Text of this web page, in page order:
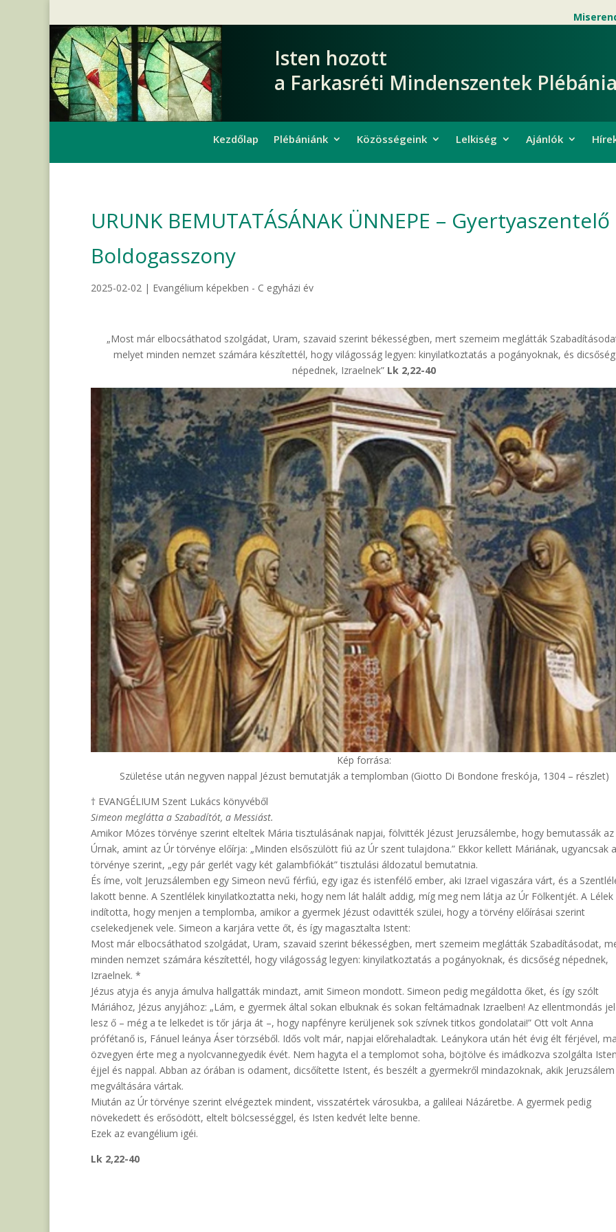
Isten hozott
a Farkasréti Mindenszentek
Kezdőlap Plébániánk Közösségeink Lelkiség Ajánlók
URUNK BEMUTATÁSÁNAK ÜNNEPE – Gyertyaszentelő
Boldogasszony
2025-02-02 | Evangélium képekben - C egyházi év
„Most már elbocsáthatod szolgádat, Uram, szavaid szerint békességben, mert szemeim meglátták
melyet minden nemzet számára készítettél, hogy világosság legyen: kinyilatkoztatás a pogányoknak, és dicsőség
népednek, Izraelnek” Lk 2,22-40
Kép forrása:
Születése után negyven nappal Jézust bemutatják a templomban (Giotto Di Bondone freskója, 1304 – részlet)
† EVANGÉLIUM Szent Lukács könyvéből
Simeon meglátta a Szabadítót, a Messiást.
Amikor Mózes törvénye szerint elteltek Mária tisztulásának napjai, fölvitték Jézust Jeruzsálembe, hogy bemutassák az
Úrnak, amint az Úr törvénye előírja: „Minden elsőszülött fiú az Úr szent tulajdona.” Ekkor kellett Máriának, ugyancsak
törvénye szerint, „egy pár gerlét vagy két galambfiókát” tisztulási áldozatul bemutatnia.
És íme, volt Jeruzsálemben egy Simeon nevű férfiú, egy igaz és istenfélő ember, aki Izrael vigaszára várt, és a
lakott benne. A Szentlélek kinyilatkoztatta neki, hogy nem lát halált addig, míg meg nem látja az Úr Fölkentjét. A Lélek
indította, hogy menjen a templomba, amikor a gyermek Jézust odavitték szülei, hogy a törvény előírásai szerint
cselekedjenek vele. Simeon a karjára vette őt, és így magasztalta Istent:
Most már elbocsáthatod szolgádat, Uram, szavaid szerint békességben, mert szemeim meglátták Szabadításodat,
minden nemzet számára készítettél, hogy világosság legyen: kinyilatkoztatás a pogányoknak, és dicsőség népednek,
Izraelnek. *
Jézus atyja és anyja ámulva hallgatták mindazt, amit Simeon mondott. Simeon pedig megáldotta őket, és így szólt
Máriához, Jézus anyjához: „Lám, e gyermek által sokan elbuknak és sokan feltámadnak Izraelben! Az ellentmondás
lesz ő – még a te lelkedet is tőr járja át –, hogy napfényre kerüljenek sok szívnek titkos gondolatai!” Ott volt Anna
prófétanő is, Fánuel leánya Áser törzséből. Idős volt már, napjai előrehaladtak. Leánykora után hét évig élt férjével,
özvegyen érte meg a nyolcvannegyedik évét. Nem hagyta el a templomot soha, böjtölve és imádkozva szolgálta
éjjel és nappal. Abban az órában is odament, dicsőítette Istent, és beszélt a gyermekről mindazoknak, akik Jeruzsálem
megváltására vártak.
Miután az Úr törvénye szerint elvégeztek mindent, visszatértek városukba, a galileai Názáretbe. A gyermek pedig
növekedett és erősödött, eltelt bölcsességgel, és Isten kedvét lelte benne.
Ezek az evangélium igéi.
Lk 2,22-40